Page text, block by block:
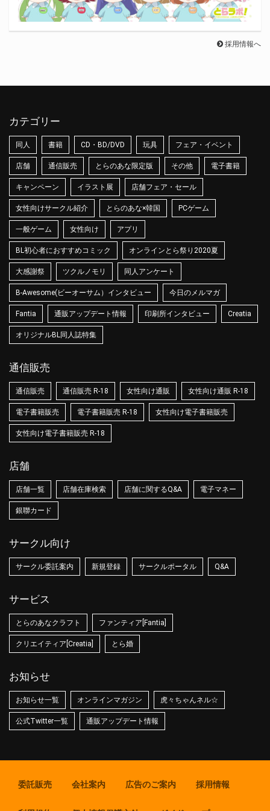
採用情報へ
カテゴリー
同人 書籍 CD・BD/DVD 玩具 フェア・イベント
店舗 通信販売 とらのあな限定版 その他 電子書籍
キャンペーン イラスト展 店舗フェア・セール
女性向けサークル紹介 とらのあな×韓国 PCゲーム
一般ゲーム 女性向け アプリ
BL初心者におすすめコミック オンラインとら祭り2020夏
大感謝祭 ツクルノモリ 同人アンケート
B-Awesome(ビーオーサム）インタビュー 今日のメルマガ
Fantia 通販アップデート情報 印刷所インタビュー Creatia
オリジナルBL同人誌特集
通信販売
通信販売 通信販売 R-18 女性向け通販 女性向け通販 R-18
電子書籍販売 電子書籍販売 R-18 女性向け電子書籍販売
女性向け電子書籍販売 R-18
店舗
店舗一覧 店舗在庫検索 店舗に関するQ&A 電子マネー
銀聯カード
サークル向け
サークル委託案内 新規登録 サークルポータル Q&A
サービス
とらのあなクラフト ファンティア[Fantia]
クリエイティア[Creatia] とら婚
お知らせ
お知らせ一覧 オンラインマガジン 虎々ちゃんネル☆
公式Twitter一覧 通販アップデート情報
委託販売 会社案内 広告のご案内 採用情報